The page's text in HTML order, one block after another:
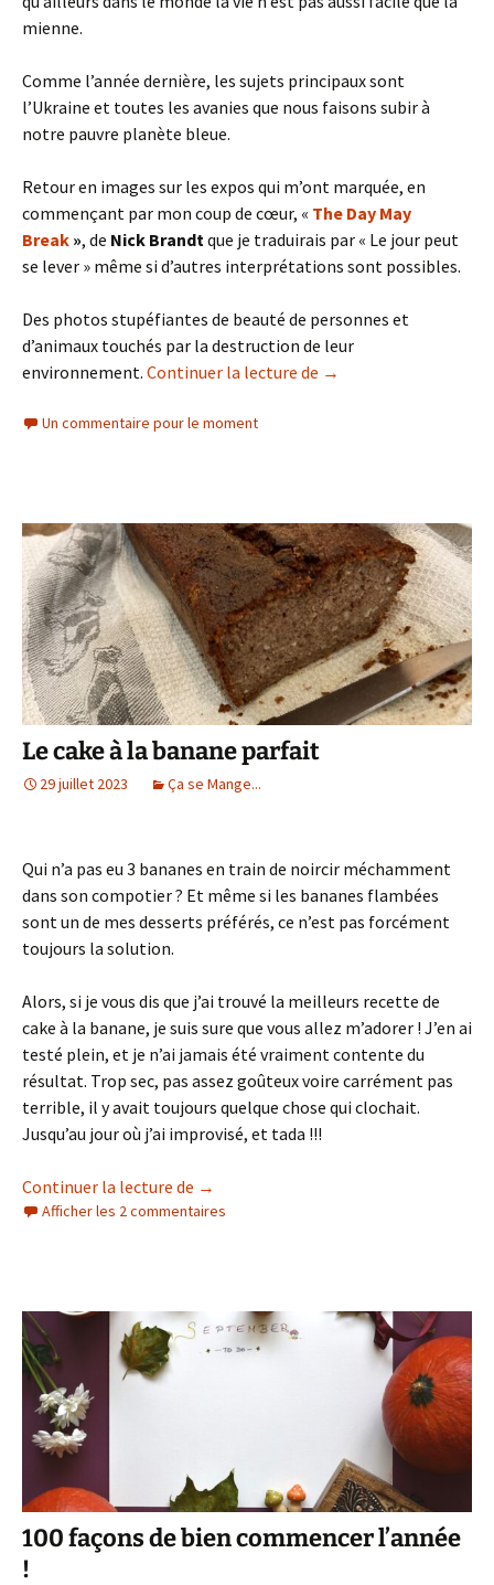
mienne.
Comme l’année dernière, les sujets principaux sont
l’Ukraine et toutes les avanies que nous faisons subir à
notre pauvre planète bleue.
Retour en images sur les expos qui m’ont marquée, en
commençant par mon coup de cœur, « The Day May
Break », de Nick Brandtque je traduirais par « Le jour peut
se lever » même si d’autres interprétations sont possibles.
Des photos stupéfiantes de beauté de personnes et
d’animaux touchés par la destruction de leur
environnement. Continuer la lecture de Visa pour L’image a 35
→
Un commentaire pour le moment
Le cake à la banane parfait
29 juillet 2023 Ça se Mange...
Qui n’a pas eu 3 bananes en train de noircir méchamment
dans son compotier ? Et même si les bananes flambées
sont un de mes desserts préférés, ce n’est pas forcément
toujours la solution.
Alors, si je vous dis que j’ai trouvé la meilleurs recette de
cake à la banane, je suis sure que vous allez m’adorer ! J’en ai
testé plein, et je n’ai jamais été vraiment contente du
résultat. Trop sec, pas assez goûteux voire carrément pas
terrible, il y avait toujours quelque chose qui clochait.
Jusqu’au jour où j’ai improvisé, et tada !!!
Continuer la lecture de Le cake à la banane parfait
→
Afficher les 2 commentaires
100 façons de bien commencer l’année
!